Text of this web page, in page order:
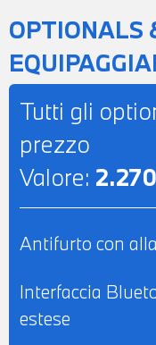
PER L'INTERO
OPTIONALS
Tutti gli
prezzo
Valore:
Antifurto con
Interfaccia
estese